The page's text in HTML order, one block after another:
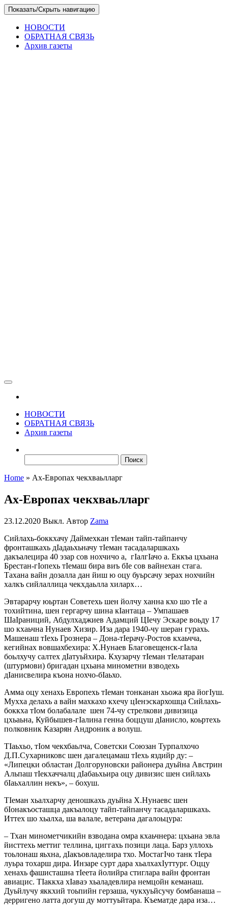
Skip
to
content
Показать/Скрыть навигацию
НОВОСТИ
ОБРАТНАЯ СВЯЗЬ
Архив газеты
НОВОСТИ
ОБРАТНАЯ СВЯЗЬ
Архив газеты
Home » Ах-Европах чекхваьлларг
Ах-Европах чекхваьлларг
23.12.2020 Выкл. Автор Zama
Сийлахь-боккхачу Даймехкан тIеман тайп-тайпанчу
фронташкахь дIадаьхьначу тIеман тасадаларшкахь
дакъалецира 40 эзар сов нохчичо а, гIалгIачо а. Еккъа цхьана
Брестан-гIопехь тIемаш бира виъ бIе сов вайнехан стага.
Тахана вайн дозалла дан йиш ю оцу буьрсачу зерах нохчийн
халкъ сийлаллица чекхдаьлла хиларх…
Эвтарарчу юьртан Советехь шен йолчу ханна кхо шо тIе а
тохийтина, шен гергарчу шина кIантаца – Умпашаев
ШаIраниций, Абдулхаджиев Адамций ЦIечу Эскаре воьду 17
шо кхаьчна Нунаев Хизир. Иза дара 1940-чу шеран гурахь.
Машенаш тIехь Грознера – Дона-тIерачу-Ростов кхаьчча,
кегийнах вовшахбехира: Х.Нунаев Благовещенск-гIала
боьлхучу салтех дIатуьйхира. Кхузарчу тIеман тIелатаран
(штурмови) бригадан цхьана минометни взводехь
дIанисвелира къона нохчо-бIаьхо.
Амма оцу хенахь Европехь тIеман тонканан хьожа яра йогIуш.
Мухха делахь а вайн махкахо кхечу цIенэскархошца Сийлахь-
боккха тIом болабалале шен 74-чу стрелкови дивизица
цхьаьна, Куйбышев-гIалина генна боццуш дIанисло, коьртехь
полковник Казарян Андроник а волуш.
ТIаьхьо, тIом чекхбаьлча, Советски Союзан Турпалхочо
Д.П.Сухарниковс шен дагалецамаш тIехь яздийр ду: –
«Липецки областан Долгоруновски районера дуьйна Австрин
Альпаш тIекхаччалц дIабаьхьира оцу дивизис шен сийлахь
бIаьхаллин некъ», – бохуш.
ТIеман хьалхарчу деношкахь дуьйна Х.Нунаевс шен
бIонакъосташца дакъалоцу тайп-тайпанчу тасадаларшкахь.
Иттех шо хьалха, ша валале, ветерана дагалоьцура:
– Тхан минометчикийн взводана омра кхаьчнера: цхьана эвла
йисттехь меттиг теллина, циггахь позици лаца. Барз уллохь
тоьлонаш яьхна, дIакъовладелира тхо. МостагIчо танк тIера
луьра тохарш дира. Инзаре сурт дара хьалхахIуттург. Оццу
хенахь фашисташна тIеета йолийра стиглара вайн фронтан
авиацис. ТIаккха хIаваэ хьаладевлира немцойн кеманаш.
Дуьйлучу яккхий тоьпийн герзаша, чукхуьйсучу бомбанаша –
дерригено латта догуш ду моттуьйтара. Къематде дара иза…